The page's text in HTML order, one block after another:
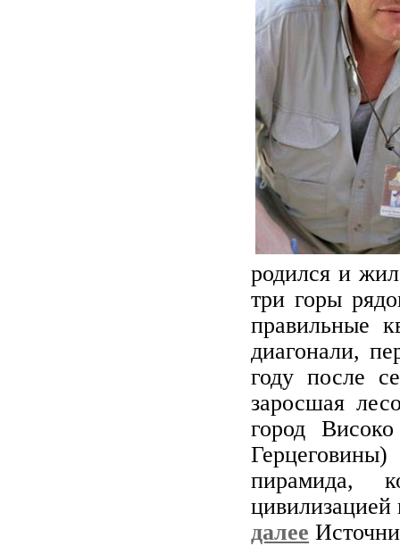
родился и
три горы
правильные
диагонали,
году после
заросшая
город
пирамида,
далее